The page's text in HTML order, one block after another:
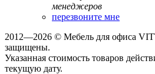
менеджеров
перезвоните мне
2012—2026 © Мебель для офиса
защищены.
Указанная стоимость товаров
текущую дату.